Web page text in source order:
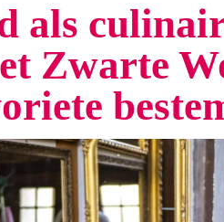
als
Zwarte